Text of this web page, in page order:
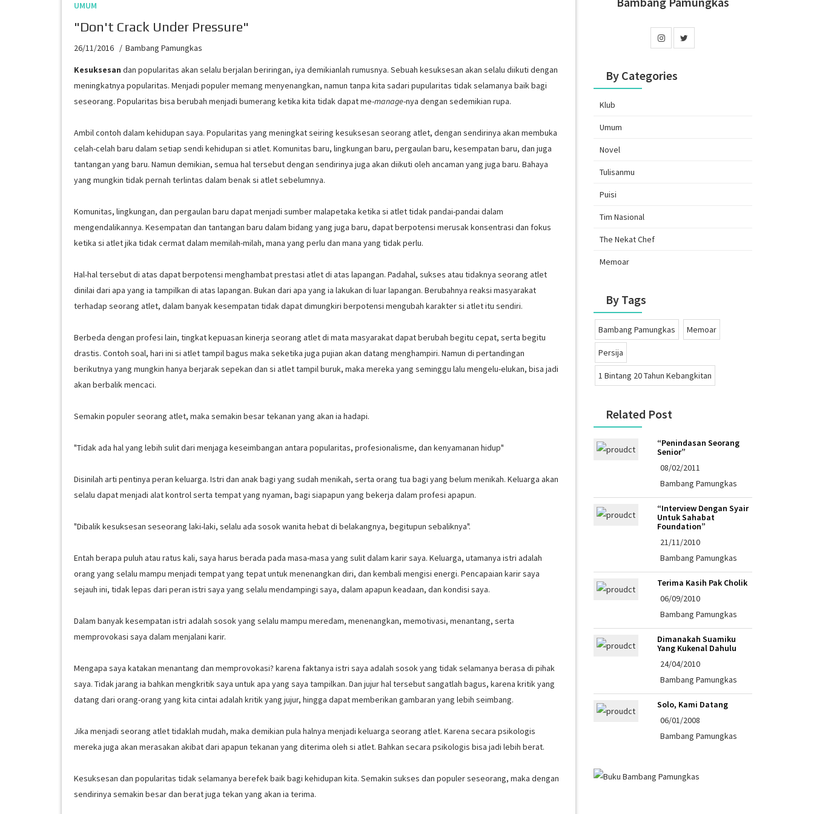
UMUM
"Don't Crack Under Pressure"
26/11/2016
Bambang Pamungkas
Kesuksesan dan popularitas akan selalu berjalan beriringan, iya demikianlah rumusnya. Sebuah kesuksesan akan selalu diikuti dengan
meningkatnya popularitas. Menjadi populer memang menyenangkan, namun tanpa kita sadari pupularitas tidak selamanya baik bagi
seseorang. Popularitas bisa berubah menjadi bumerang ketika kita tidak dapat me-manage-nya dengan sedemikian rupa.
Ambil contoh dalam kehidupan saya. Popularitas yang meningkat seiring kesuksesan seorang atlet, dengan sendirinya akan membuka
celah-celah baru dalam setiap sendi kehidupan si atlet. Komunitas baru, lingkungan baru, pergaulan baru, kesempatan baru, dan juga
tantangan yang baru. Namun demikian, semua hal tersebut dengan sendirinya juga akan diikuti oleh ancaman yang juga baru. Bahaya
yang mungkin tidak pernah terlintas dalam benak si atlet sebelumnya.
Komunitas, lingkungan, dan pergaulan baru dapat menjadi sumber malapetaka ketika si atlet tidak pandai-pandai dalam
mengendalikannya. Kesempatan dan tantangan baru dalam bidang yang juga baru, dapat berpotensi merusak konsentrasi dan fokus
ketika si atlet jika tidak cermat dalam memilah-milah, mana yang perlu dan mana yang tidak perlu.
Hal-hal tersebut di atas dapat berpotensi menghambat prestasi atlet di atas lapangan. Padahal, sukses atau tidaknya seorang atlet
dinilai dari apa yang ia tampilkan di atas lapangan. Bukan dari apa yang ia lakukan di luar lapangan. Berubahnya reaksi masyarakat
terhadap seorang atlet, dalam banyak kesempatan tidak dapat dimungkiri berpotensi mengubah karakter si atlet itu sendiri.
Berbeda dengan profesi lain, tingkat kepuasan kinerja seorang atlet di mata masyarakat dapat berubah begitu cepat, serta begitu
drastis. Contoh soal, hari ini si atlet tampil bagus maka seketika juga pujian akan datang menghampiri. Namun di pertandingan
berikutnya yang mungkin hanya berjarak sepekan dan si atlet tampil buruk, maka mereka yang seminggu lalu mengelu-elukan, bisa jadi
akan berbalik mencaci.
Semakin populer seorang atlet, maka semakin besar tekanan yang akan ia hadapi.
"Tidak ada hal yang lebih sulit dari menjaga keseimbangan antara popularitas, profesionalisme, dan kenyamanan hidup"
Disinilah arti pentinya peran keluarga. Istri dan anak bagi yang sudah menikah, serta orang tua bagi yang belum menikah. Keluarga akan
selalu dapat menjadi alat kontrol serta tempat yang nyaman, bagi siapapun yang bekerja dalam profesi apapun.
"Dibalik kesuksesan seseorang laki-laki, selalu ada sosok wanita hebat di belakangnya, begitupun sebaliknya".
Entah berapa puluh atau ratus kali, saya harus berada pada masa-masa yang sulit dalam karir saya. Keluarga, utamanya istri adalah
orang yang selalu mampu menjadi tempat yang tepat untuk menenangkan diri, dan kembali mengisi energi. Pencapaian karir saya
sejauh ini, tidak lepas dari peran istri saya yang selalu mendampingi saya, dalam apapun keadaan, dan kondisi saya.
Dalam banyak kesempatan istri adalah sosok yang selalu mampu meredam, menenangkan, memotivasi, menantang, serta
memprovokasi saya dalam menjalani karir.
Mengapa saya katakan menantang dan memprovokasi? karena faktanya istri saya adalah sosok yang tidak selamanya berasa di pihak
saya. Tidak jarang ia bahkan mengkritik saya untuk apa yang saya tampilkan. Dan jujur hal tersebut sangatlah bagus, karena kritik yang
datang dari orang-orang yang kita cintai adalah kritik yang jujur, hingga dapat memberikan gambaran yang lebih seimbang.
Jika menjadi seorang atlet tidaklah mudah, maka demikian pula halnya menjadi keluarga seorang atlet. Karena secara psikologis
mereka juga akan merasakan akibat dari apapun tekanan yang diterima oleh si atlet. Bahkan secara psikologis bisa jadi lebih berat.
Kesuksesan dan popularitas tidak selamanya berefek baik bagi kehidupan kita. Semakin sukses dan populer seseorang, maka dengan
sendirinya semakin besar dan berat juga tekan yang akan ia terima.
By Categories
Klub
Umum
Novel
Tulisanmu
Puisi
Tim Nasional
The Nekat Chef
Memoar
By Tags
Bambang Pamungkas Memoar
Persija
1 Bintang 20 Tahun Kebangkitan
Related Post
“Penindasan Seorang
Senior”
08/02/2011
Bambang Pamungkas
“Interview Dengan Syair
Untuk Sahabat
Foundation”
21/11/2010
Bambang Pamungkas
Terima Kasih Pak Cholik
06/09/2010
Bambang Pamungkas
Dimanakah Suamiku
Yang Kukenal Dahulu
24/04/2010
Bambang Pamungkas
Solo, Kami Datang
06/01/2008
Bambang Pamungkas